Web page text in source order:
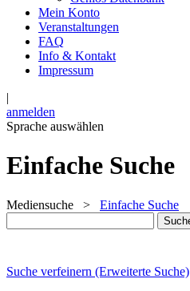
Mein Konto
Veranstaltungen
FAQ
Info & Kontakt
Impressum
|
anmelden
Sprache auswählen
Einfache Suche
Mediensuche > Einfache Suche
Suche verfeinern (Erweiterte Suche)